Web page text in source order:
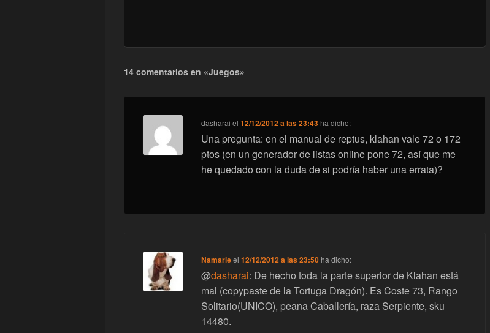
14 comentarios en «Juegos»
dasharai el12/12/2012 a las 23:43ha dicho:
Una pregunta: en el manual de reptus, klahan vale 72 o 172
ptos (en un generador de listas online pone 72, así que me
he quedado con la duda de si podría haber una errata)?
Namarieel12/12/2012 a las 23:50 ha dicho:
@dasharai: De hecho toda la parte superior de Klahan está
mal (copypaste de la Tortuga Dragón). Es Coste 73, Rango
Solitario(UNICO), peana Caballería, raza Serpiente, sku
14480.